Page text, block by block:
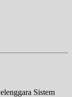
Sistem